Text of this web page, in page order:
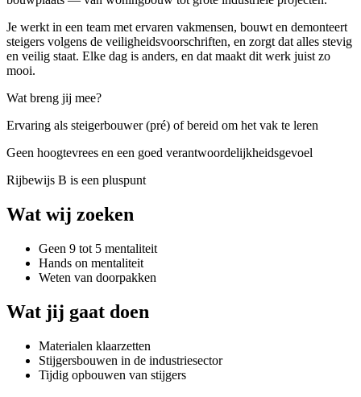
Je werkt in een team met ervaren vakmensen, bouwt en demonteert
steigers volgens de veiligheidsvoorschriften, en zorgt dat alles stevig
en veilig staat. Elke dag is anders, en dat maakt dit werk juist zo
mooi.
Wat breng jij mee?
Ervaring als steigerbouwer (pré) of bereid om het vak te leren
Geen hoogtevrees en een goed verantwoordelijkheidsgevoel
Rijbewijs B is een pluspunt
Wat wij zoeken
Geen 9 tot 5 mentaliteit
Hands on mentaliteit
Weten van doorpakken
Wat jij gaat doen
Materialen klaarzetten
Stijgersbouwen in de industriesector
Tijdig opbouwen van stijgers